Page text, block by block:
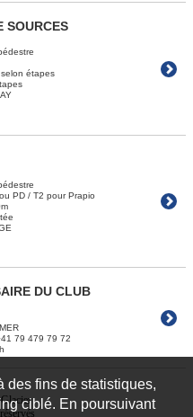
SOURCES
étapes
PD / T2 pour Prapio
DU CLUB
79 479 79 72
des fins de statistiques,
ciblé. En poursuivant